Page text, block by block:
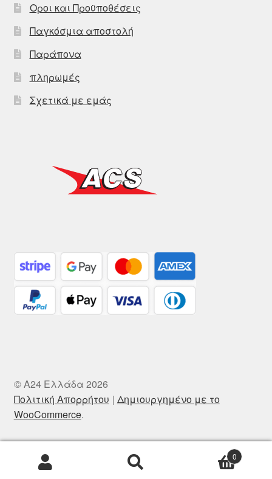
Οροι και Προϋποθέσεις
Παγκόσμια αποστολή
Παράπονα
πληρωμές
Σχετικά με εμάς
© A24 Ελλάδα 2026
Πολιτική Απορρήτου
Δημιουργημένο με το
WooCommerce.
Αναζήτηση
Αναζήτηση
0